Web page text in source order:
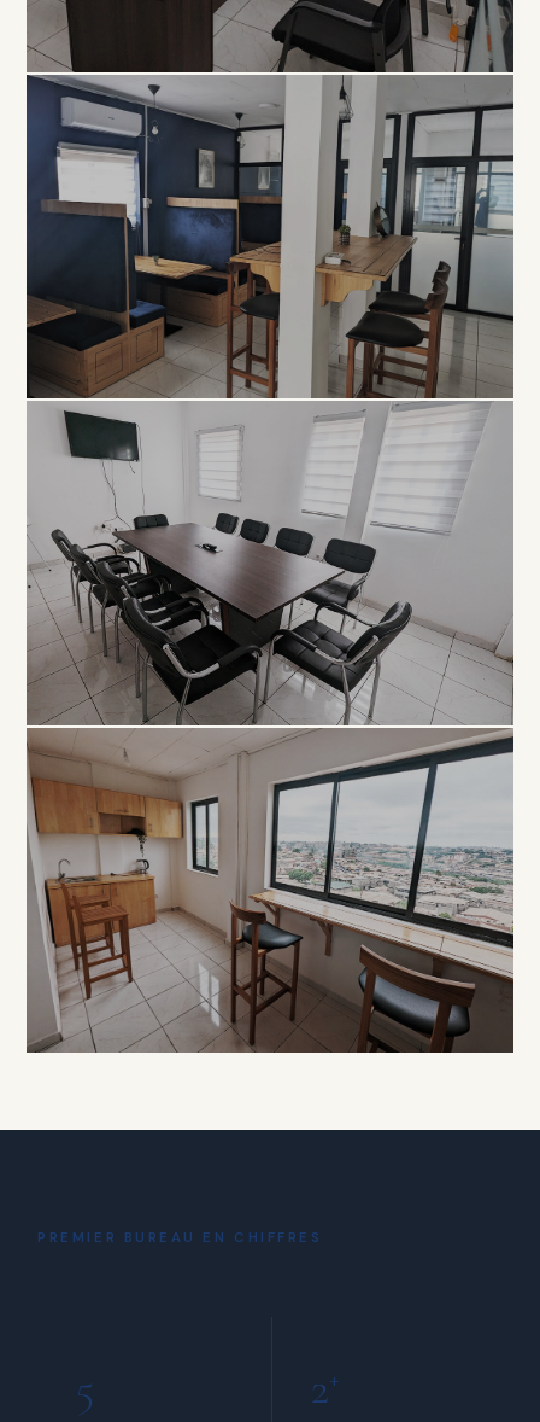
EXCLUSIVITÉ
Bureau
Privé
À PARTIR DE 80 000 FCFA / MOIS
COLLABORATIF
Open
Space
À PARTIR DE 5 000 FCFA / JOUR
PROFESSIONNEL
Salle de
Réunion
À PARTIR DE 15 000 FCFA / HEURE
Coin Café
INCLUS POUR TOUS LES MEMBRES
PREMIER BUREAU EN CHIFFRES
5 2+